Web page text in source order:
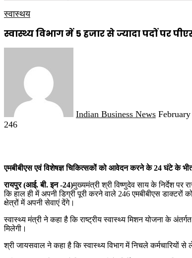
स्वास्थय
स्वास्थ्य विभाग में 5 हजार से ज्यादा पदों पर
Indian Business News
246
एमबीबीएस एवं विशेषज्ञ चिकित्सकों को आवेदन करने के 24 घंटे के
रायपुर (आई. बी. इन -24)मुख्यमंत्री श्री विष्णुदेव साय के निर्देश पर
कि हाल ही में अपनी डिग्री पूरी करने वाले 246 एमबीबीएस
क्षेत्रों में अपनी सेवाएं देंगे।
स्वास्थ्य मंत्री ने कहा है कि राष्ट्रीय स्वास्थ्य मिशन योजना के
मिलेगी।
श्री जायसवाल ने कहा है कि स्वास्थ्य विभाग में निचले कर्मचारियों